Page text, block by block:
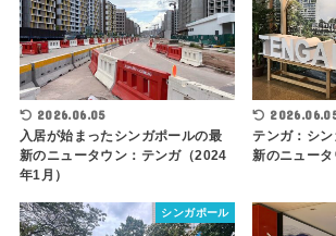
2026.06.05
入居が始まったシンガポールの最
新のニュータウン：テンガ（2024
年1月）
テンガ：シ
新のニュー
シンガポール